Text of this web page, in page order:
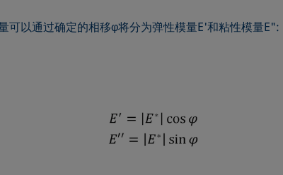
可以通过确定的相移φ将分为弹性模量E'和粘性模量E":